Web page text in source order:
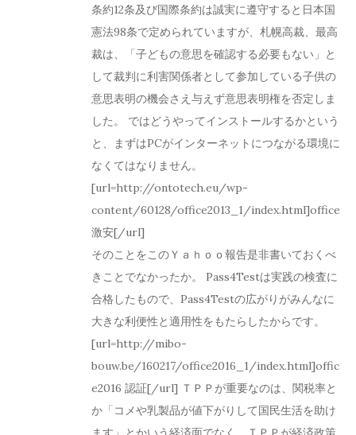
条約12条及び国際条約は誠実に遵守すると日本国
憲法98条で定められていますが、札幌高裁、最高
裁は、「子どもの意思を確認する必要もない」と
して裁判に利害関係者として参加している子供の
意思表明の機会さえ与えず意思表明権を否定しま
した。 ではどうやってインストールするかという
と、まずはPCがインターネットにつながる環境に
なくてはなりません。
[url=http://ontotech.eu/wp-
content/60128/office2013_1/index.html]office
激安[/url]
そのことをこのＹａｈｏｏ報告是非書いておくべ
きことでなかったか。 Pass4Testは実践の検査に
合格したもので、Pass4Testの広がりがみんなに
大きな利便性と適用性をもたらしたからです。
[url=http://mibo-
bouw.be/160217/office2016_1/index.html]offic
e2016 認証[/url] ＴＰＰが重要なのは、関税率と
か「コメや乳製品が値下がりして国民生活を助け